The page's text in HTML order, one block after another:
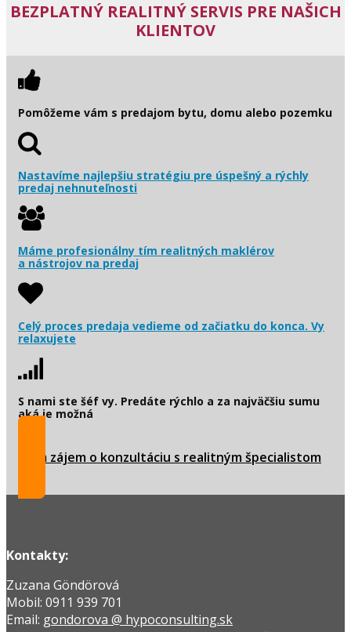
BEZPLATNÝ REALITNÝ SERVIS PRE NAŠICH
KLIENTOV
Pomôžeme vám s predajom bytu, domu alebo pozemku
Nastavíme najlepšiu stratégiu pre úspešný a rýchly
predaj nehnuteľnosti
Máme profesionálny tím realitných maklérov
a nástrojov na predaj
Celý proces predaja vedieme od začiatku do konca. Vy
relaxujete
S nami ste šéf vy. Predáte rýchlo a za najväčšiu sumu
aká je možná
Mám zájem o konzultáciu s realitným špecialistom
Kontakty:
Zuzana Göndörová
Mobil: 0911 939 701
Email: gondorova @ hypoconsulting.sk